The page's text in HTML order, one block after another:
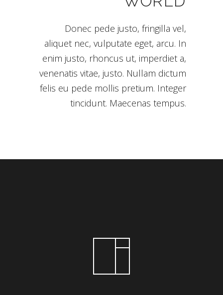
Donec pede justo, fringilla vel,
aliquet nec, vulputate eget, arcu. In
enim justo, rhoncus ut, imperdiet a,
venenatis vitae, justo. Nullam dictum
felis eu pede mollis pretium. Integer
tincidunt. Maecenas tempus.